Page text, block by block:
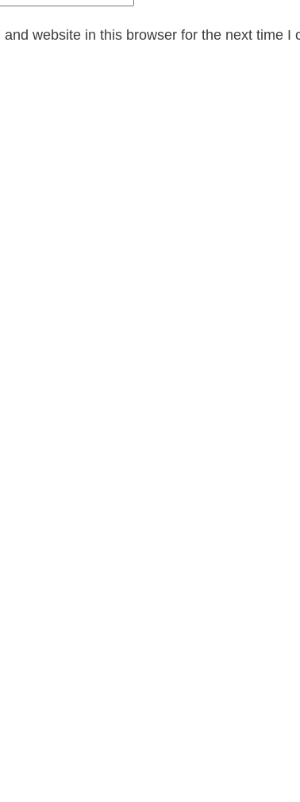
website in this browser for the next time I